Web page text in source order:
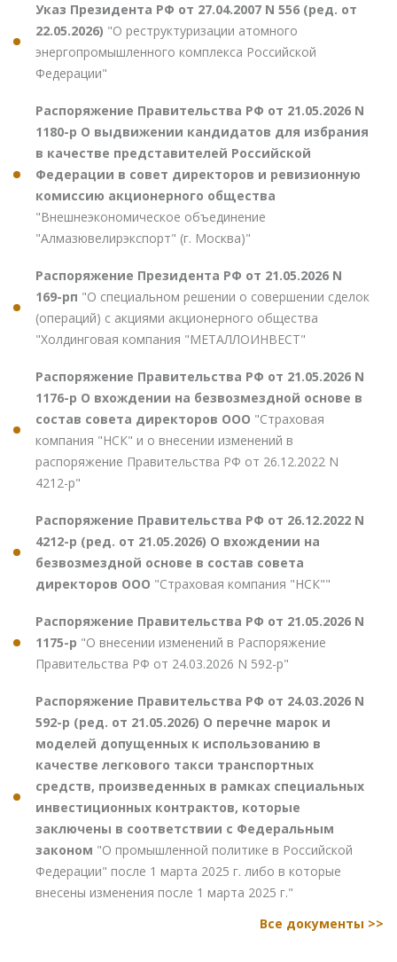
Указ Президента РФ от 27.04.2007 N 556 (ред. от
22.05.2026) "О реструктуризации атомного
энергопромышленного комплекса Российской
Федерации"
Распоряжение Правительства РФ от 21.05.2026 N
1180-р О выдвижении кандидатов для избрания
в качестве представителей Российской
Федерации в совет директоров и ревизионную
комиссию акционерного общества
"Внешнеэкономическое объединение
"Алмазювелирэкспорт" (г. Москва)"
Распоряжение Президента РФ от 21.05.2026 N
169-рп "О специальном решении о совершении сделок
(операций) с акциями акционерного общества
"Холдинговая компания "МЕТАЛЛОИНВЕСТ"
Распоряжение Правительства РФ от 21.05.2026 N
1176-р О вхождении на безвозмездной основе в
состав совета директоров ООО "Страховая
компания "НСК" и о внесении изменений в
распоряжение Правительства РФ от 26.12.2022 N
4212-р"
Распоряжение Правительства РФ от 26.12.2022 N
4212-р (ред. от 21.05.2026) О вхождении на
безвозмездной основе в состав совета
директоров ООО "Страховая компания "НСК""
Распоряжение Правительства РФ от 21.05.2026 N
1175-р "О внесении изменений в Распоряжение
Правительства РФ от 24.03.2026 N 592-р"
Распоряжение Правительства РФ от 24.03.2026 N
592-р (ред. от 21.05.2026) О перечне марок и
моделей допущенных к использованию в
качестве легкового такси транспортных
средств, произведенных в рамках специальных
инвестиционных контрактов, которые
заключены в соответствии с Федеральным
законом "О промышленной политике в Российской
Федерации" после 1 марта 2025 г. либо в которые
внесены изменения после 1 марта 2025 г."
Все документы >>